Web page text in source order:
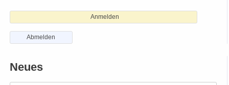
Anmelden
Abmelden
Neues